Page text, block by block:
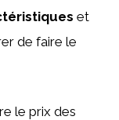
et
de faire le
le prix des